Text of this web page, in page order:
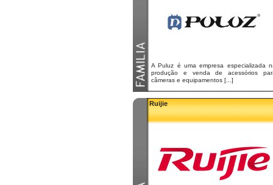
A Puluz é uma empresa especializada
produção e venda de acessórios
câmeras e equipamentos [...]
Ruijie